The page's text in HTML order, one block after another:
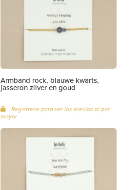
Armband rock, blauwe kwarts,
jasseron zilver en goud
Regístrese para ver los precios al por
mayor